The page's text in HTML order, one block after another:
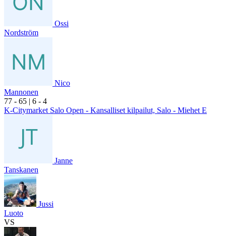
Ossi
Nordström
Nico
Mannonen
77 - 65 | 6 - 4
K-Citymarket Salo Open - Kansalliset kilpailut, Salo - Miehet E
Janne
Tanskanen
Jussi
Luoto
VS